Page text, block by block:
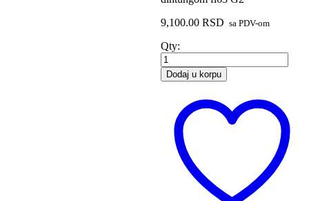
9,100.00 RSD sa PDV-om
Qty:Geberit
prelazna
matica
unutrašnjim
navojem
ravnim
dihtungom
fi63
G2"
količina
Dodaj u korpu